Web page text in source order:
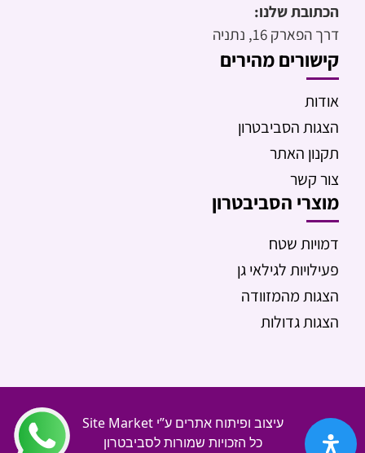
הכתובת שלנו:
דרך הפארק 16, נתניה
קישורים מהירים
אודות
הצגות הסביבטרון
תקנון האתר
צור קשר
מוצרי הסביבטרון
דמויות שטח
פעילויות לגילאי גן
הצגות מהמזוודה
הצגות גדולות
עיצוב ופיתוח אתרים ע”י Site Market
כל הזכויות שמורות לסביבטרון